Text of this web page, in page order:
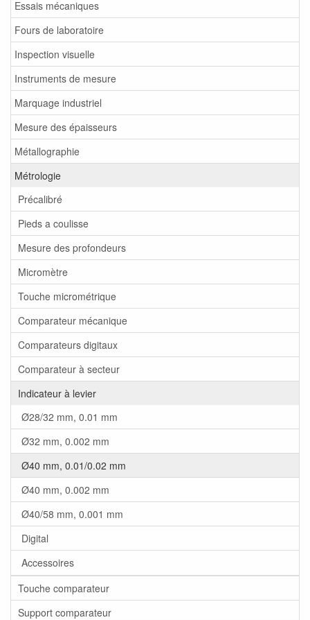
Essais mécaniques
Fours de laboratoire
Inspection visuelle
Instruments de mesure
Marquage industriel
Mesure des épaisseurs
Métallographie
Métrologie
Précalibré
Pieds a coulisse
Mesure des profondeurs
Micromètre
Touche micrométrique
Comparateur mécanique
Comparateurs digitaux
Comparateur à secteur
Indicateur à levier
Ø28/32 mm, 0.01 mm
Ø32 mm, 0.002 mm
Ø40 mm, 0.01/0.02 mm
Ø40 mm, 0.002 mm
Ø40/58 mm, 0.001 mm
Digital
Accessoires
Touche comparateur
Support comparateur